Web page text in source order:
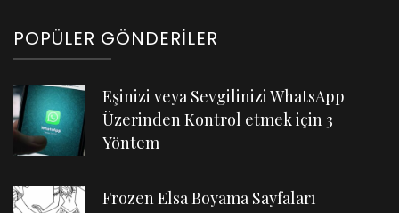
POPÜLER GÖNDERILER
Eşinizi veya Sevgilinizi WhatsApp
Üzerinden Kontrol etmek için 3
Yöntem
Frozen Elsa Boyama Sayfaları